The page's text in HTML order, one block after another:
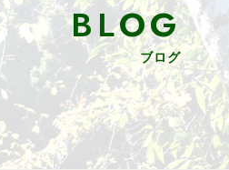
BLOG
ブログ